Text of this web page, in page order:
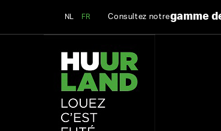
NL FR Consultez notregamme